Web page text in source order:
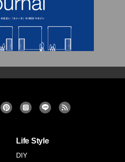
Life Style
DIY